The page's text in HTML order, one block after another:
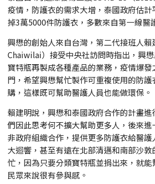
疫情，防護衣的需求大增，泰國政府估
掉3萬5000件防護衣，多數來自第一線醫
興懋的創始人來自台灣，第二代接班人
Chaiwilai）接受中央社訪問時指出，興
寶特瓶再製成各種產品的業務，疫情爆發
門，希望興懋幫忙製作可重複使用的防
購，這樣既可幫助醫護人員也能做環保。
賴建明說，興懋和泰國政府合作的計畫
們因此思考何不擴大幫助更多人，後來
非政府組織合作，提供更多防護衣給醫
大迴響，甚至有遠在北部清邁和南部沙
忙，因為只要分類寶特瓶並捐出來，就
民眾來說很有參與感。